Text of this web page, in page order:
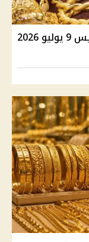
سعر الذهب عيار 24 يستقر اليوم الخميس 9 يوليو 2026